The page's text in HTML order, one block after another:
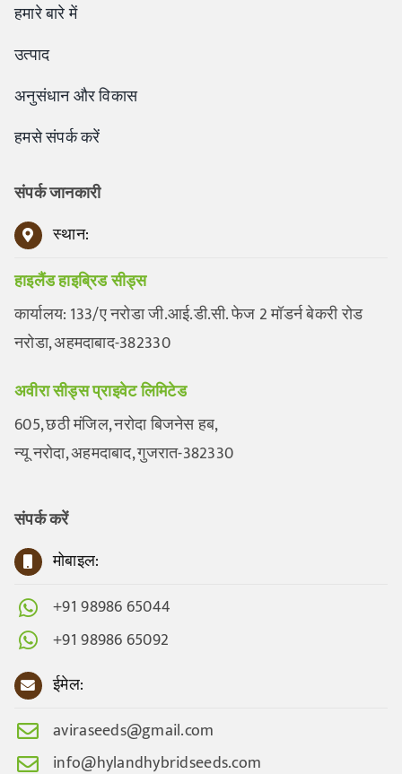
हमारे बारे में
उत्पाद
अनुसंधान और विकास
हमसे संपर्क करें
संपर्क जानकारी
स्थान:
हाइलैंड हाइब्रिड सीड्स
कार्यालय: 133/ए नरोडा जी.आई.डी.सी. फेज 2 मॉडर्न बेकरी रोड
नरोडा, अहमदाबाद-382330
अवीरा सीड्स प्राइवेट लिमिटेड
605, छठी मंजिल, नरोदा बिजनेस हब,
न्यू नरोदा, अहमदाबाद, गुजरात-382330
संपर्क करें
मोबाइल:
+91 98986 65044
+91 98986 65092
ईमेल:
aviraseeds@gmail.com
info@hylandhybridseeds.com